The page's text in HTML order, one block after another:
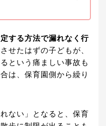
する方法で漏れなく行
せたはずの子どもが、
という痛ましい事故も
は、保育園側から繰り
ない」となると、保育